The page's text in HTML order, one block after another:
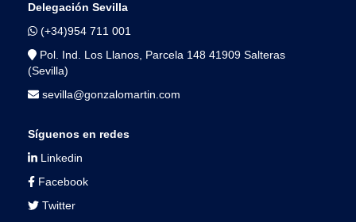
Delegación Sevilla
(+34)954 711 001
Pol. Ind. Los Llanos, Parcela 148 41909 Salteras
(Sevilla)
sevilla@gonzalomartin.com
Síguenos en redes
Linkedin
Facebook
Twitter